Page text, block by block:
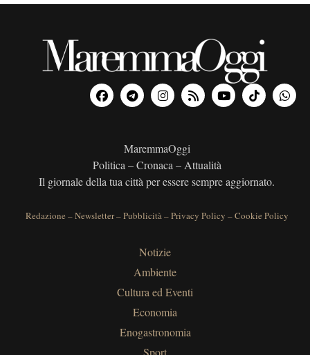
MaremmaOggi
Politica – Cronaca – Attualità
Il giornale della tua città per essere sempre aggiornato.
Redazione –Newsletter–Pubblicità–Privacy Policy –Cookie Policy
Notizie
Ambiente
Cultura ed Eventi
Economia
Enogastronomia